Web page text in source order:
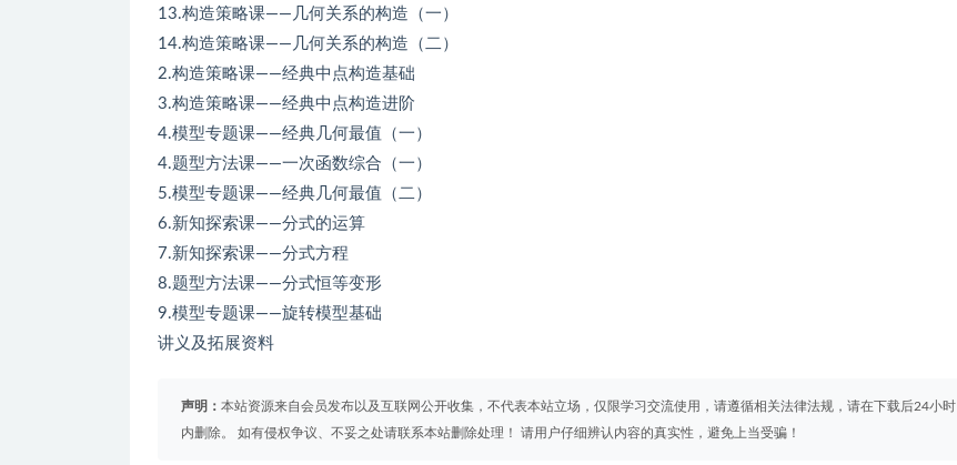
13.构造策略课——几何关系的构造（一）
14.构造策略课——几何关系的构造（二）
2.构造策略课——经典中点构造基础
3.构造策略课——经典中点构造进阶
4.模型专题课——经典几何最值（一）
4.题型方法课——一次函数综合（一）
5.模型专题课——经典几何最值（二）
6.新知探索课——分式的运算
7.新知探索课——分式方程
8.题型方法课——分式恒等变形
9.模型专题课——旋转模型基础
讲义及拓展资料
声明： 本站资源来自会员发布以及互联网公开收集，不代表本站立场，仅限学习交流使用，请遵循相关法律法规，请在下载后24小时
内删除。 如有侵权争议、不妥之处请联系本站删除处理！ 请用户仔细辨认内容的真实性，避免上当受骗！